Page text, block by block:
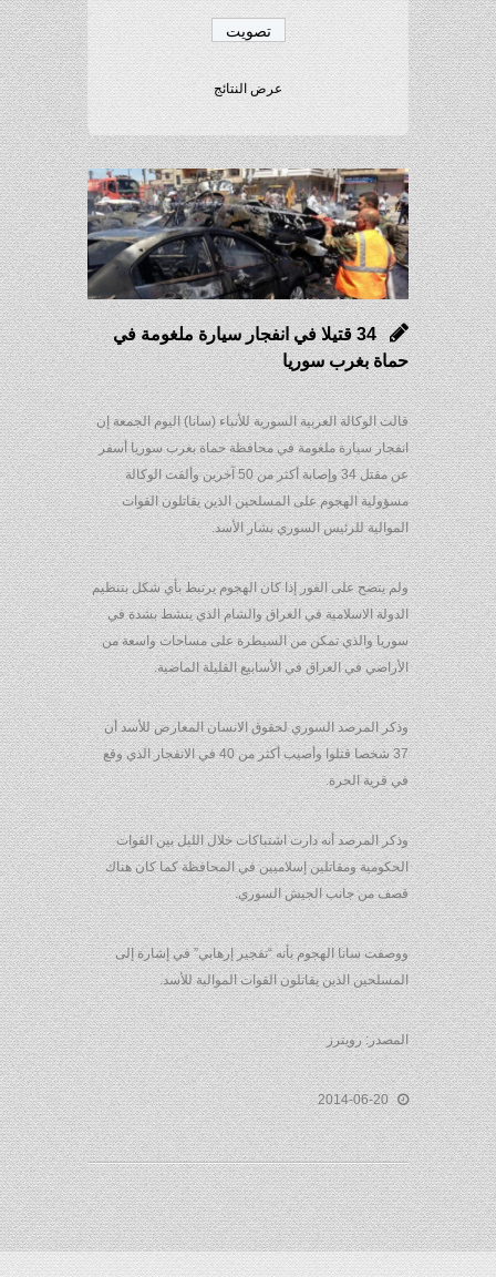
عرض النتائج
34 قتيلا في انفجار سيارة ملغومة في
حماة بغرب سوريا
قالت الوكالة العربية السورية للأنباء (سانا) اليوم الجمعة إن
انفجار سيارة ملغومة في محافظة حماة بغرب سوريا أسفر
عن مقتل 34 وإصابة أكثر من 50 آخرين وألقت الوكالة
مسؤولية الهجوم على المسلحين الذين يقاتلون القوات
الموالية للرئيس السوري بشار الأسد.
ولم يتضح على الفور إذا كان الهجوم يرتبط بأي شكل بتنظيم
الدولة الاسلامية في العراق والشام الذي ينشط بشدة في
سوريا والذي تمكن من السيطرة على مساحات واسعة من
الأراضي في العراق في الأسابيع القليلة الماضية.
وذكر المرصد السوري لحقوق الانسان المعارض للأسد أن
37 شخصا قتلوا وأصيب أكثر من 40 في الانفجار الذي وقع
في قرية الحرة.
وذكر المرصد أنه دارت اشتباكات خلال الليل بين القوات
الحكومية ومقاتلين إسلاميين في المحافظة كما كان هناك
قصف من جانب الجيش السوري.
ووصفت سانا الهجوم بأنه “تفجير إرهابي” في إشارة إلى
المسلحين الذين يقاتلون القوات الموالية للأسد.
المصدر: رويترز
2014-06-20